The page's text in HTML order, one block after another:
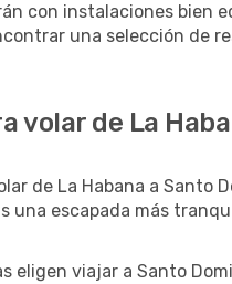
con instalaciones bien
una selección de
volar de La
de La Habana a
una escapada más
eligen viajar a Santo